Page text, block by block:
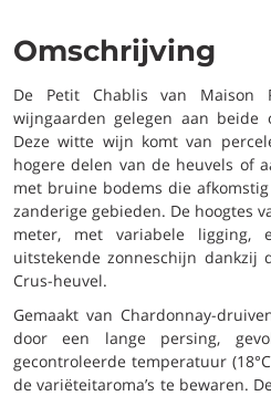
Omschrijving
De Petit Chablis van Maison
wijngaarden gelegen aan beide
Deze witte wijn komt van
hogere delen van de heuvels of
met bruine bodems die
zanderige gebieden. De hoogtes
meter, met variabele
uitstekende zonneschijn dankzij
Crus-heuvel.
Gemaakt van Chardonnay-
door een lange persing,
gecontroleerde temperatuur
de variëteitaroma’s te bewaren.